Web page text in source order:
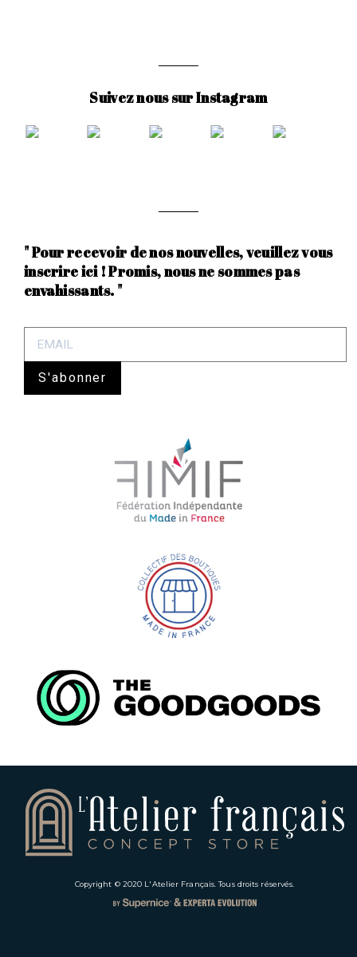
Suivez nous sur Instagram
" Pour recevoir de nos nouvelles, veuillez vous
inscrire ici ! Promis, nous ne sommes pas
envahissants. "
S'abonner
Copyright © 2020 L'Atelier Français. Tous droits réservés.